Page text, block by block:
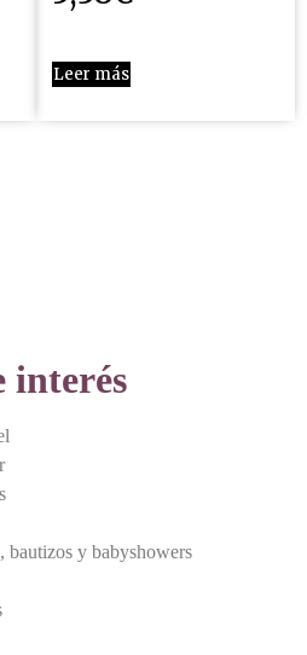
Leer más
interés
bautizos y babyshowers